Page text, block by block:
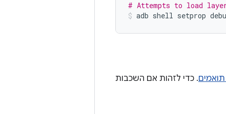
# Attempts to load
adb shell setprop
. כדי לזהות אם השכבות